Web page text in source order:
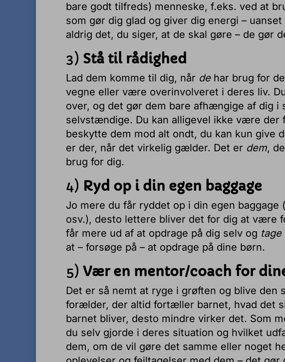
bare godt tilfreds) menneske, f.eks. ved at
som gør dig glad og giver dig energi –
aldrig det, du siger, at de skal gøre – de gør
3) Stå til rådighed
Lad dem komme til dig, når dehar brug for
vegne eller være overinvolveret i deres liv.
over, og det gør dem bare afhængige af dig
selvstændige. Du kan alligevel ikke være der
beskytte dem mod alt ondt, du kan kun give
er der, når det virkelig gælder. Det er dem,
brug for dig.
4) Ryd op i din egen baggage
Jo mere du får ryddet op i din egen
osv.), desto lettere bliver det for dig at være
får mere ud af at opdrage på dig selv og tage
at – forsøge på – at opdrage på dine børn.
5) Vær en mentor/coach for
Det er så nemt at ryge i grøften og blive den
forælder, der altid fortæller barnet, hvad det
barnet bliver, desto mindre virker det. Som
du selv gjorde i deres situation og hvilket
dem, om de vil gøre det samme eller noget